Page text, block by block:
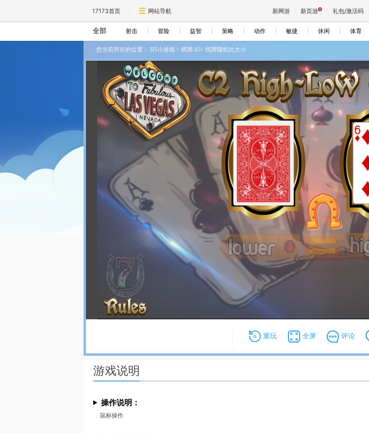
17173首页 网站导航 新网游 新页游 礼包/激活码
全部 射击 冒险 益智 策略 动作 敏捷 休闲 体育
您当前所在的位置： H5小游戏 > 棋牌-h5> 纸牌随机比大小
重玩 全屏 评论
游戏说明
操作说明：
鼠标操作